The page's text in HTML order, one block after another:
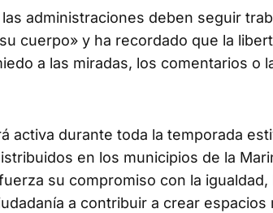
administraciones deben seguir
cuerpo» y ha recordado que la
a las miradas, los comentarios o
activa durante toda la temporada
en los municipios de la
su compromiso con la
a contribuir a crear